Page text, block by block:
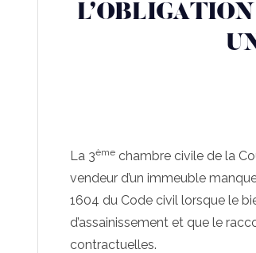
La 3ème chambre civile de la
vendeur d’un immeuble
1604 du Code civil lorsque le
d’assainissement et que le
contractuelles.